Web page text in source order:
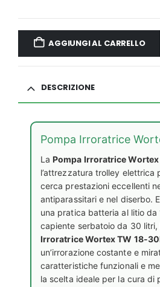
AGGIUNGI AL CARRELLO
DESCRIZIONE
Pompa Irroratrice
LaPompa Irroratrice
l’attrezzatura trolley elettrica
cerca prestazioni eccellenti
antiparassitari e nel diserbo.
una pratica batteria al litio da
capiente serbatoio da 30
Irroratrice Wortex TW 18-
un’irrorazione costante e
caratteristiche funzionali e
la scelta ideale per la cura di